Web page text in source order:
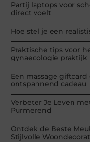
Partij laptops voor
direct voelt
Hoe stel je een
Praktische tips voor
gynaecologie praktijk
Een massage
ontspannend cadeau
Verbeter Je Leven
Purmerend
Ontdek de Beste
Stijlvolle